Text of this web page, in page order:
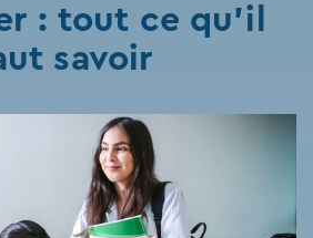
: tout ce qu'il
savoir